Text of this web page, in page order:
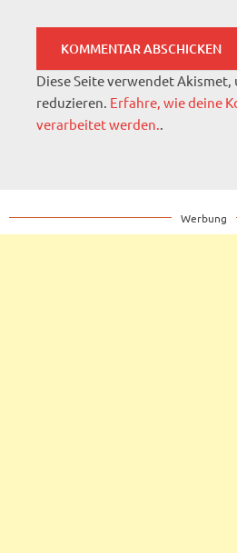
Diese Seite verwendet Akismet,
reduzieren. Erfahre, wie deine
verarbeitet werden..
Werbung